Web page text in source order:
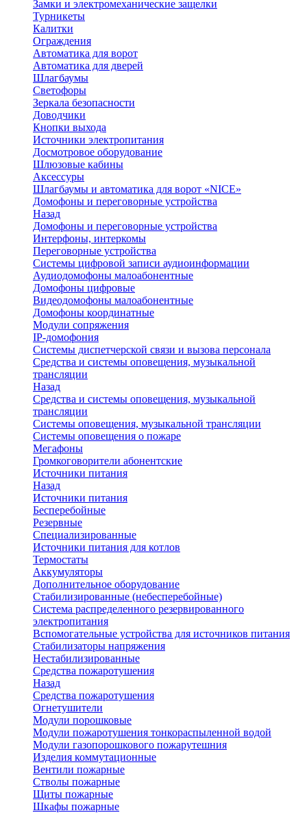
Замки и электромеханические защелки
Турникеты
Калитки
Ограждения
Автоматика для ворот
Автоматика для дверей
Шлагбаумы
Светофоры
Зеркала безопасности
Доводчики
Кнопки выхода
Источники электропитания
Досмотровое оборудование
Шлюзовые кабины
Аксессуры
Шлагбаумы и автоматика для ворот «NICE»
Домофоны и переговорные устройства
Назад
Домофоны и переговорные устройства
Интерфоны, интеркомы
Переговорные устройства
Системы цифровой записи аудиоинформации
Аудиодомофоны малоабонентные
Домофоны цифровые
Видеодомофоны малоабонентные
Домофоны координатные
Модули сопряжения
IP-домофония
Системы диспетчерской связи и вызова персонала
Средства и системы оповещения, музыкальной
трансляции
Назад
Средства и системы оповещения, музыкальной
трансляции
Системы оповещения, музыкальной трансляции
Системы оповещения о пожаре
Мегафоны
Громкоговорители абонентские
Источники питания
Назад
Источники питания
Бесперебойные
Резервные
Специализированные
Источники питания для котлов
Термостаты
Аккумуляторы
Дополнительное оборудование
Стабилизированные (небесперебойные)
Система распределенного резервированного
электропитания
Вспомогательные устройства для источников питания
Стабилизаторы напряжения
Нестабилизированные
Средства пожаротушения
Назад
Средства пожаротушения
Огнетушители
Модули порошковые
Модули пожаротушения тонкораспыленной водой
Модули газопорошкового пожарутешния
Изделия коммутационные
Вентили пожарные
Стволы пожарные
Щиты пожарные
Шкафы пожарные